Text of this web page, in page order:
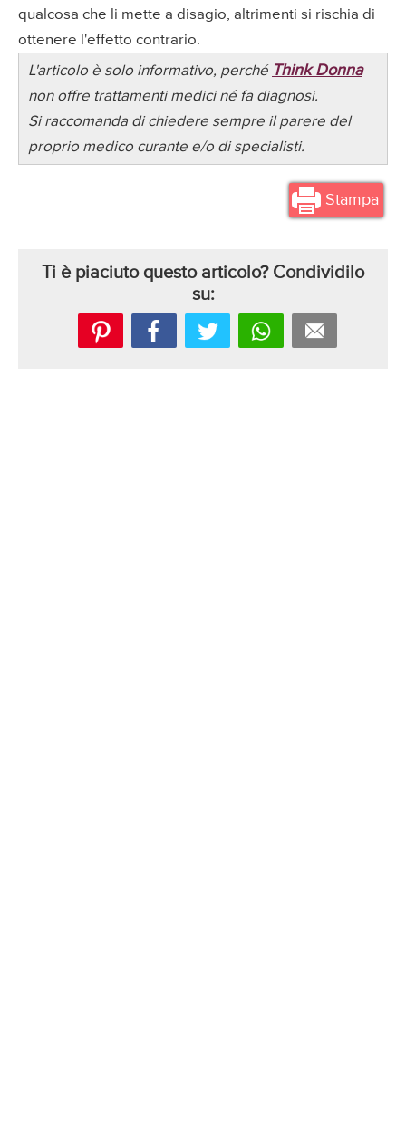
qualcosa che li mette a disagio, altrimenti si rischia di
ottenere l'effetto contrario.
L'articolo è solo informativo, perché Think Donna
non offre trattamenti medici né fa diagnosi.
Si raccomanda di chiedere sempre il parere del
proprio medico curante e/o di specialisti.
Stampa
Ti è piaciuto questo articolo? Condividilo
su: